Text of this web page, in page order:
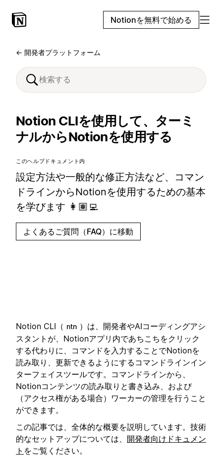
Notionを無料で始める
← 開発者プラットフォーム
Notion CLIを使用して、ターミ
ナルからNotionを使用する
このヘルプドキュメント内
設定方法や一般的な修正方法など、コマン
ドラインからNotionを使用するための基本
を学びます 👩🏽‍💻
よくあるご質問（FAQ）に移動
Notion CLI（ ntn ）は、開発者やAIコーディングアシ
スタントが、Notionアプリ内であちこちをクリック
する代わりに、コマンドを入力することでNotionを
読み取り、更新できるようにするコマンドラインイン
ターフェイスツールです。コマンドラインから、
Notionコンテンツの読み取りと書き込み、および
（アクセス権がある場合）ワーカーの管理を行うこと
ができます。
この記事では、全体的な概要を説明しています。技術
的なセットアップについては、 開発者向けドキュメン
ト をご覧ください。